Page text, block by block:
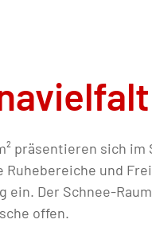
präsentieren sich
Ruhebereiche und
ein. Der Schnee-
offen.